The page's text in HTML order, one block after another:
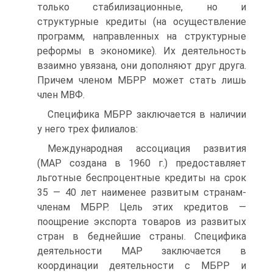
только стабилизационные, но и
структурные кредиты (на осуществление
программ, направленных на структурные
реформы в экономике). Их деятельность
взаимно увязана, они дополняют друг друга.
Причем членом МБРР может стать лишь
член МВФ.
Специфика МБРР заключается в наличии
у него трех филиалов:
Международная ассоциация развития
(МАР создана в 1960 г.) предоставляет
льготные беспроцентные кредиты на срок
35 — 40 лет наименее развитым странам-
членам МБРР. Цель этих кредитов —
поощрение экспорта товаров из развитых
стран в беднейшие страны. Специфика
деятельности МАР заключается в
координации деятельности с МБРР и